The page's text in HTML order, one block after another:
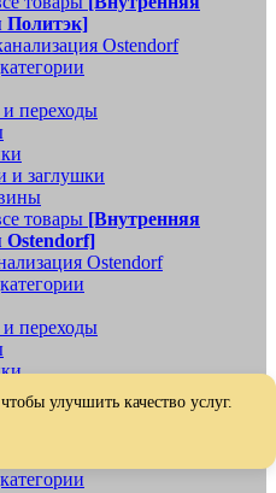
Политэк]
Ostendorf
переходы
и заглушки
товары [Внутренняя
Ostendorf]
Ostendorf
переходы
заглушки, обратные клапаны
товары[Наружная
улучшить качество услуг.